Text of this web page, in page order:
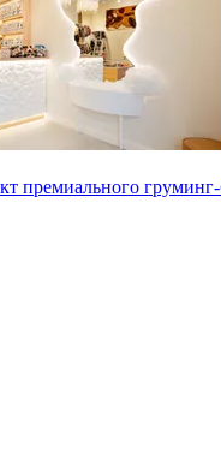
премиального груминг-